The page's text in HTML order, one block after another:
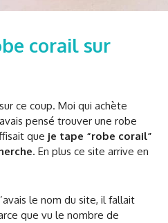
corail sur
ce coup. Moi qui achète
pensé trouver une robe
que je tape “robe corail”
. En plus ce site arrive en
le nom du site, il fallait
que vu le nombre de